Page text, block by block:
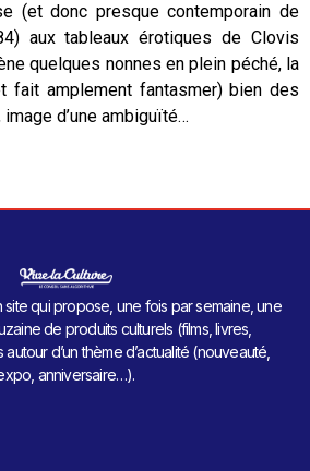
(et donc presque contemporain de
aux tableaux érotiques de Clovis
quelques nonnes en plein péché, la
fait amplement fantasmer) bien des
d’une ambiguïté…
site qui propose, une fois par semaine, une
de produits culturels (films, livres,
d’un thème d’actualité (nouveauté,
anniversaire…).